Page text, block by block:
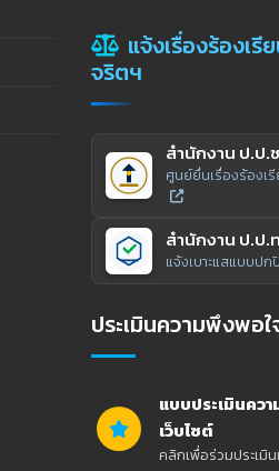
แจ้งเรื่องร้องเรี
จริตฯ
สำนักงาน ป.ป.
ศูนย์ยื่นเรื่องร้องเ
สำนักงาน ป.ป.
แจ้งเบาะแสแบบป
ประเมินความพึงพอใ
แบบประเมินคว
เว็บไซต์
คลิกเพื่อร่วมประเมิ